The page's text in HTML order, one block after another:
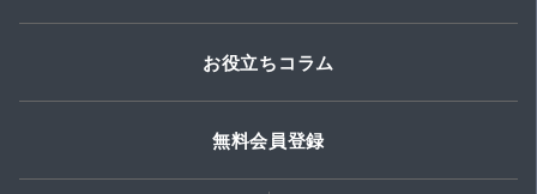
お役立ちコラム
無料会員登録